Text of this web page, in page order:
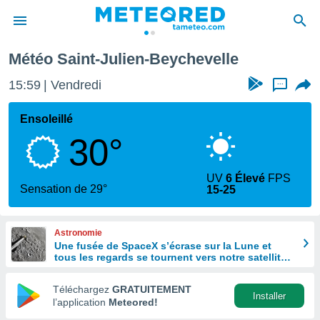
de
en
Météo Saint-Julien-Beychevelle
15:59 Vendredi ...
Ensoleillé
30°
Sensation de 29°
UV6 Élevé FPS
15-25
Astronomie
Une fusée de SpaceX s’écrase sur la Lune et
tous les regards se tournent vers notre satellite à
Téléchargez GRATUITEMENT
l’application Meteored!
Installer